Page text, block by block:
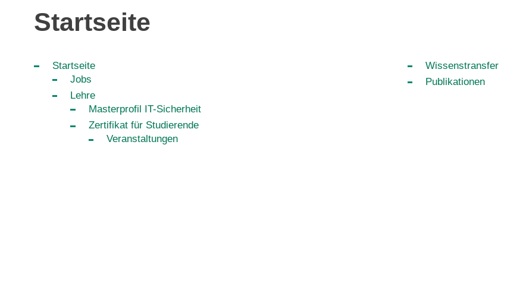
Startseite
Startseite
Jobs
Lehre
Masterprofil IT-Sicherheit
Zertifikat für Studierende
Veranstaltungen
Wissenstransfer
Publikationen